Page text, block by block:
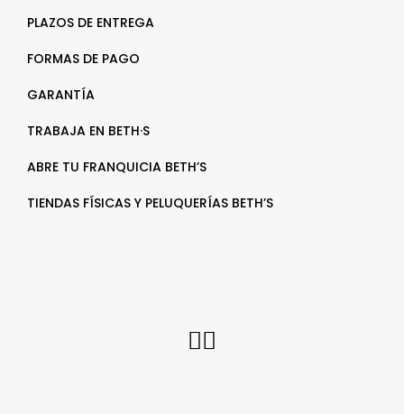
PLAZOS DE ENTREGA
FORMAS DE PAGO
GARANTÍA
TRABAJA EN BETH·S
ABRE TU FRANQUICIA BETH’S
TIENDAS FÍSICAS Y PELUQUERÍAS BETH’S